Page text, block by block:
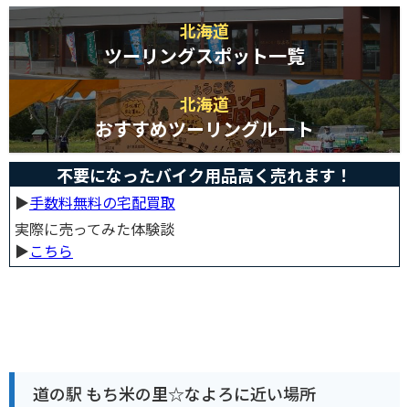
北海道
ツーリングスポット一覧
北海道
おすすめツーリングルート
不要になったバイク用品高く売れます！
▶︎手数料無料の宅配買取
実際に売ってみた体験談
▶︎こちら
道の駅 もち米の里☆なよろに近い場所